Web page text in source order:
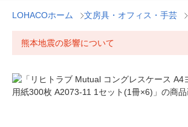
LOHACOホーム 文房具・オフィス・手芸
熊本地震の影響について